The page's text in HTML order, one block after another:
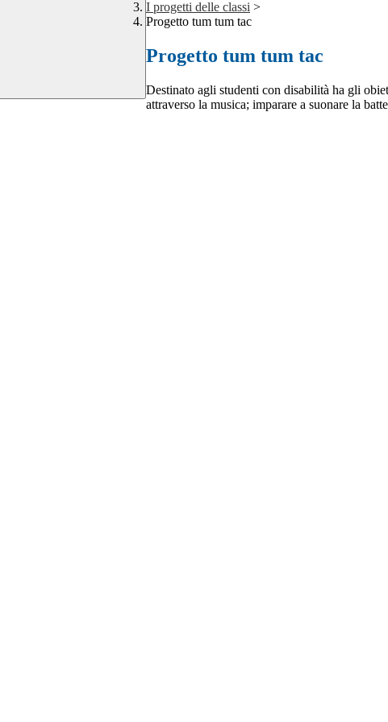
I progetti delle classi >
Progetto tum tum tac
Progetto tum tum tac
Destinato agli studenti con disabilità ha gli
attraverso la musica; imparare a suonare la